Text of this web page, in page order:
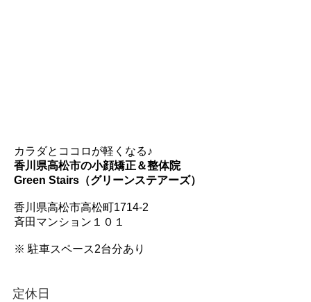
カラダとココロが軽くなる♪
香川県高松市の小顔矯正＆整体院
Green Stairs（グリーンステアーズ）
香川県高松市高松町1714-2
斉田マンション１０１
※ 駐車スペース2台分あり
定休日